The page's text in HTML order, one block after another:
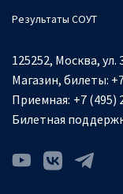
Результаты СОУТ
125252, Москва,
Магазин, билеты:
Приемная: +7 (495)
Билетная